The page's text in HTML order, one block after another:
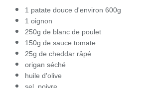
1 patate douce d'environ 600g
1 oignon
250g de blanc de poulet
150g de sauce tomate
25g de cheddar râpé
origan séché
huile d'olive